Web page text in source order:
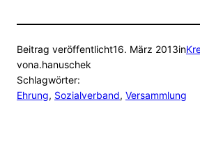
Beitrag veröffentlicht16. März 2013in
vona.hanuschek
Schlagwörter:
Ehrung, Sozialverband, Versammlung